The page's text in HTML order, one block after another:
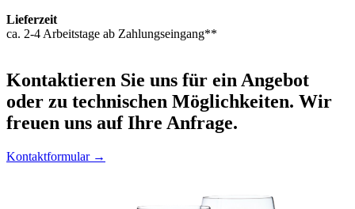
Lieferzeit
ca. 2-4 Arbeitstage ab Zahlungseingang**
Kontaktieren Sie uns für ein Angebot
oder zu technischen Möglichkeiten. Wir
freuen uns auf Ihre Anfrage.
Kontaktformular →